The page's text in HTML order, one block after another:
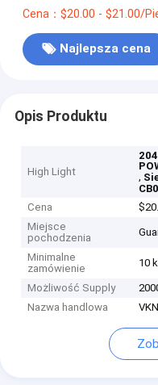
siedzenia kierowcy
Cena：$20.00 - $21.00/
Najlepsza cena
Opis Produktu
High Light
,
Cena
Miejsce
pochodzenia
Minimalne
zamówienie
10
Możliwość Supply
Nazwa handlowa